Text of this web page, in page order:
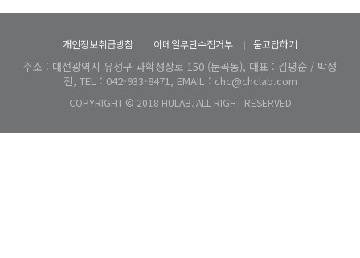
개인정보취급방침 이메일무단수집거부 묻고답하기
주소 : 대전광역시 유성구 과학성장로 150 (둔곡동), 대표 : 김평순 / 박정
진, TEL : 042-933-8471, EMAIL : chc@chclab.com
COPYRIGHT © 2018 HULAB. ALL RIGHT RESERVED